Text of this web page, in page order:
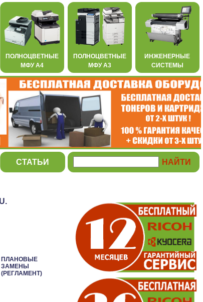
ПОЛНОЦВЕТНЫЕ
МФУ А4
ПОЛНОЦВЕТНЫЕ
МФУ А3
ИНЖЕНЕРНЫЕ
СИСТЕМЫ
СТАТЬИ
ПЛАНОВЫЕ
ЗАМЕНЫ
(РЕГЛАМЕНТ)